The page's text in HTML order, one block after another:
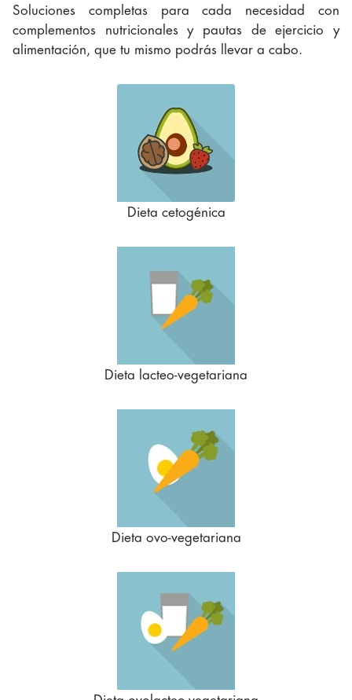
Soluciones completas para cada necesidad con
complementos nutricionales y pautas de ejercicio y
alimentación, que tu mismo podrás llevar a cabo.
Dieta cetogénica
Dieta lacteo-vegetariana
Dieta ovo-vegetariana